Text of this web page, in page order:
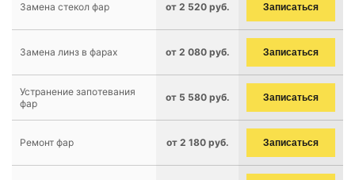
Замена стекол фар от 2 520 руб. Записаться
Замена линз в фарах от 2 080 руб. Записаться
Устранение запотевания
фар
от 5 580 руб. Записаться
Ремонт фар от 2 180 руб. Записаться